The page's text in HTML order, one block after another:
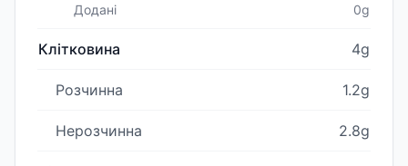
Додані 0g
Клітковина 4g
Розчинна 1.2g
Нерозчинна 2.8g